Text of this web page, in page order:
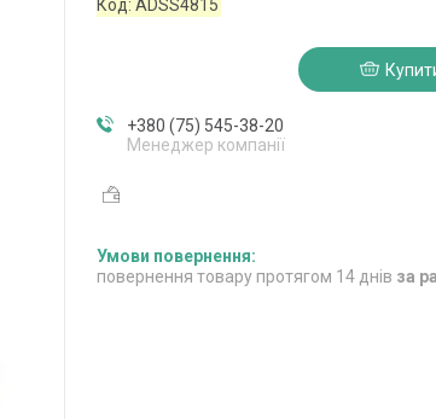
Код:ADSS4815
+380 (75) 545-38-20
Менеджер компанії
повернення товару протягом 14 днів за